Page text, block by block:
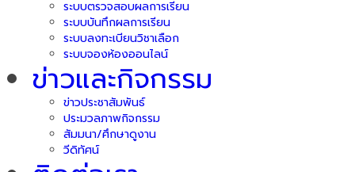
ระบบตรวจสอบผลการเรียน
ระบบบันทึกผลการเรียน
ระบบลงทะเบียนวิชาเลือก
ระบบจองห้องออนไลน์
ข่าวและกิจกรรม
ข่าวประชาสัมพันธ์
ประมวลภาพกิจกรรม
สัมมนา/ศึกษาดูงาน
วีดิทัศน์